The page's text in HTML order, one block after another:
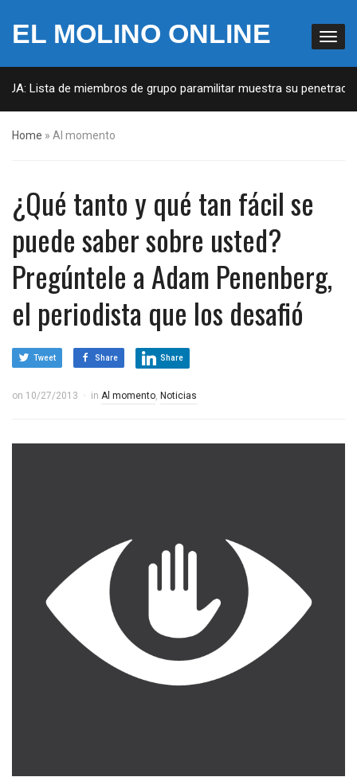
EL MOLINO ONLINE
Lista de miembros de grupo paramilitar muestra su penetración
Home » Al momento
¿Qué tanto y qué tan fácil se
puede saber sobre usted?
Pregúntele a Adam Penenberg,
el periodista que los desafió
Tweet Share Share
on 10/27/2013 in Al momento, Noticias